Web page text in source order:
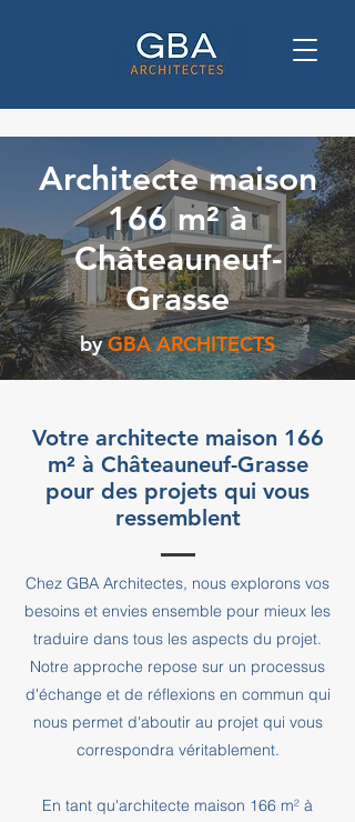
Architecte maison
166 m² à
Châteauneuf-
Grasse
by GBA ARCHITECTS
Votre architecte maison 166
m² à Châteauneuf-Grasse
pour des projets qui vous
ressemblent
Chez GBA Architectes, nous explorons vos
besoins et envies ensemble pour mieux les
traduire dans tous les aspects du projet.
Notre approche repose sur un processus
d'échange et de réflexions en commun qui
nous permet d'aboutir au projet qui vous
correspondra véritablement.
En tant qu'architecte maison 166 m² à